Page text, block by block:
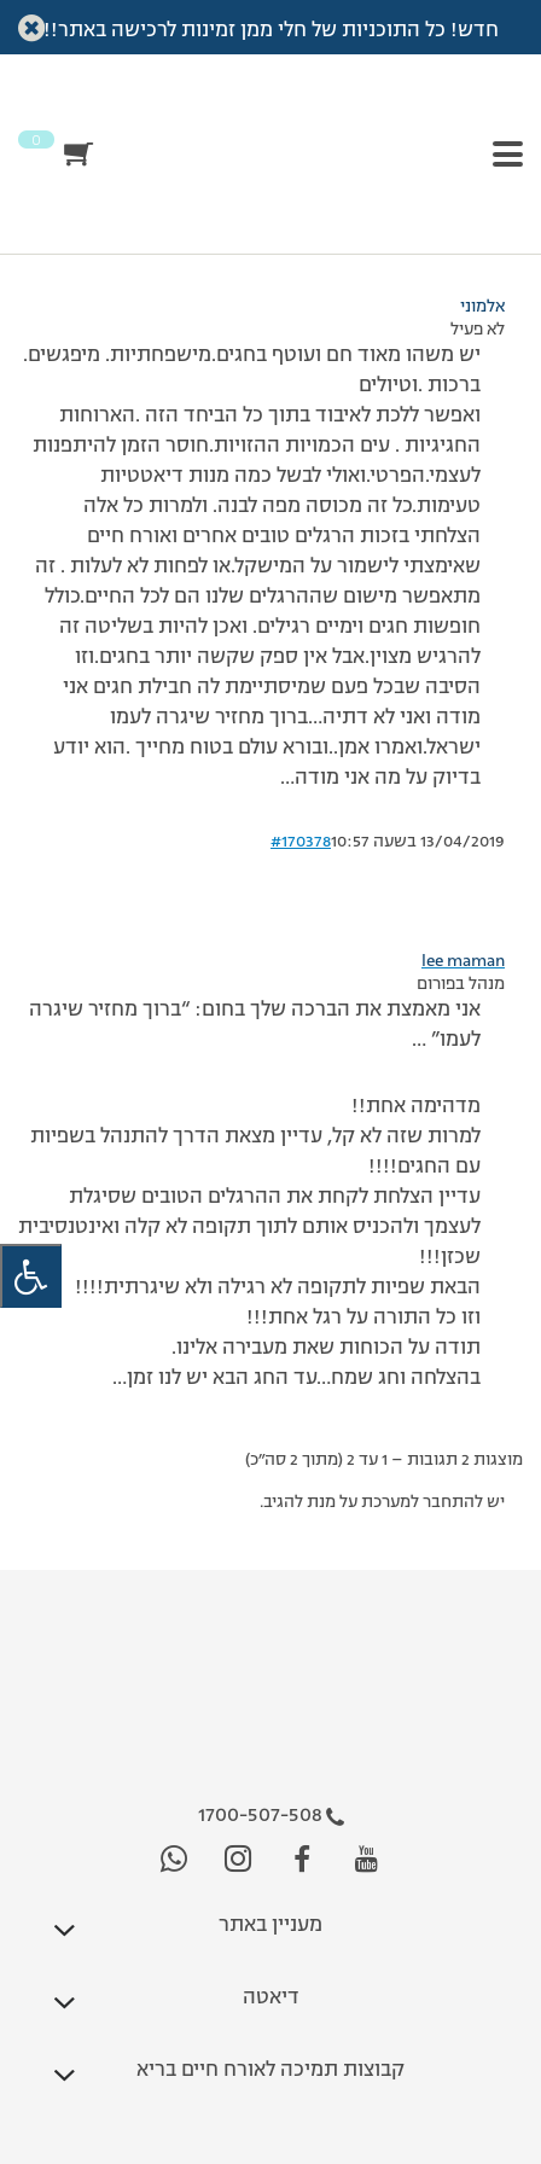
חדש! כל התוכניות של חלי ממן זמינות לרכישה באתר!!
0
עמוד הבית >דיונים>פורום >החגיגה ניגמרת
מוצגות 2 תגובות – 1 עד 2 (מתוך 2 סה״כ)
אלמוני
לא פעיל
יש משהו מאוד חם ועוטף בחגים.מישפחתיות. מיפגשים.
ברכות .וטיולים
ואפשר ללכת לאיבוד בתוך כל הביחד הזה .הארוחות
החגיגיות . עים הכמויות ההזויות.חוסר הזמן להיתפנות
לעצמי.הפרטי.ואולי לבשל כמה מנות דיאטטיות
טעימות.כל זה מכוסה מפה לבנה. ולמרות כל אלה
הצלחתי בזכות הרגלים טובים אחרים ואורח חיים
שאימצתי לישמור על המישקל.או לפחות לא לעלות . זה
מתאפשר מישום שההרגלים שלנו הם לכל החיים.כולל
חופשות חגים וימיים רגילים. ואכן להיות בשליטה זה
להרגיש מצוין.אבל אין ספק שקשה יותר בחגים.וזו
הסיבה שבכל פעם שמיסתיימת לה חבילת חגים אני
מודה ואני לא דתיה…ברוך מחזיר שיגרה לעמו
ישראל.ואמרו אמן..ובורא עולם בטוח מחייך .הוא יודע
בדיוק על מה אני מודה…
13/04/2019 בשעה 10:57 #170378
lee maman
מנהל בפורום
אני מאמצת את הברכה שלך בחום: “ברוך מחזיר שיגרה
לעמו” …
מדהימה אחת!!
למרות שזה לא קל, עדיין מצאת הדרך להתנהל בשפיות
עם החגים!!!!
עדיין הצלחת לקחת את ההרגלים הטובים שסיגלת
לעצמך ולהכניס אותם לתוך תקופה לא קלה ואינטנסיבית
שכזן!!!
הבאת שפיות לתקופה לא רגילה ולא שיגרתית!!!!
וזו כל התורה על רגל אחת!!!
תודה על הכוחות שאת מעבירה אלינו.
בהצלחה וחג שמח…עד החג הבא יש לנו זמן…
מוצגות 2 תגובות – 1 עד 2 (מתוך 2 סה״כ)
יש להתחבר למערכת על מנת להגיב.
1700-507-508
מעניין באתר
דיאטה
קבוצות תמיכה לאורח חיים בריא